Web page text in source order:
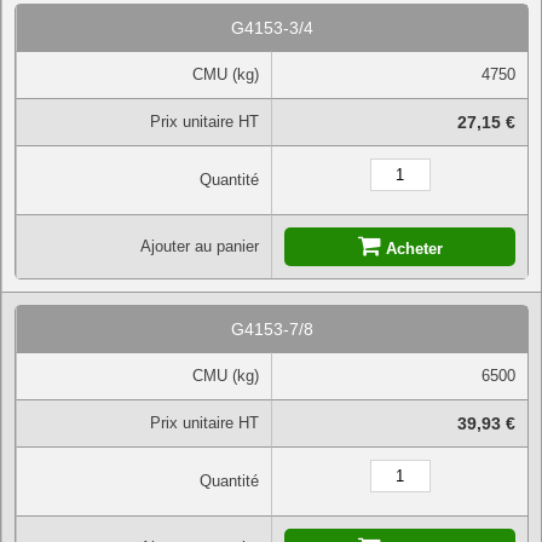
G4153-3/4
CMU (kg) 4750
Prix unitaire HT 27,15 €
Quantité
Ajouter au panier Acheter
G4153-7/8
CMU (kg) 6500
Prix unitaire HT 39,93 €
Quantité